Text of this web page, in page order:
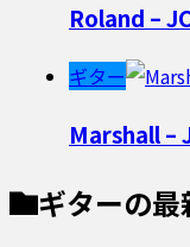
Roland –
ギター
Marshall –
ギターの